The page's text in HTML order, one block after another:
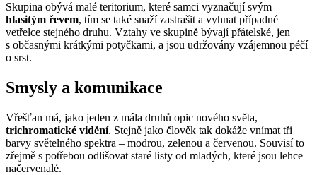
Skupina obývá malé teritorium, které samci vyznačují svým
hlasitým řevem, tím se také snaží zastrašit a vyhnat případné
vetřelce stejného druhu. Vztahy ve skupině bývají přátelské, jen
s občasnými krátkými potyčkami, a jsou udržovány vzájemnou péčí
o srst.
Smysly a komunikace
Vřešťan má, jako jeden z mála druhů opic nového světa,
trichromatické vidění. Stejně jako člověk tak dokáže vnímat tři
barvy světelného spektra – modrou, zelenou a červenou. Souvisí to
zřejmě s potřebou odlišovat staré listy od mladých, které jsou lehce
načervenalé.